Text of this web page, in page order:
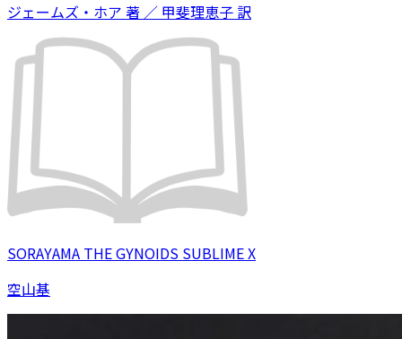
ジェームズ・ホア 著 ／ 甲斐理恵子 訳
SORAYAMA THE GYNOIDS SUBLIME X
空山基